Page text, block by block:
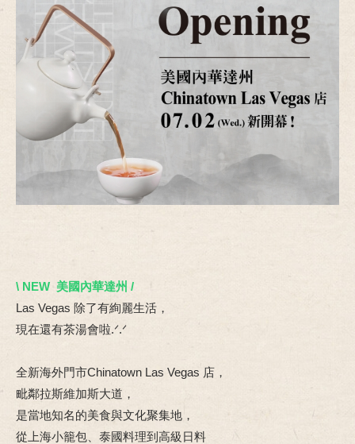
\ NEW 美國內華達州 /
Las Vegas 除了有絢麗生活，
現在還有茶湯會啦.ᐟ.ᐟ
全新海外門市Chinatown Las Vegas 店，
毗鄰拉斯維加斯大道，
是當地知名的美食與文化聚集地，
從上海小籠包、泰國料理到高級日料